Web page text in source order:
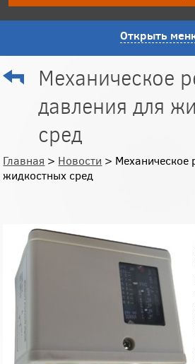
Открыть
Механическое
давления для
сред
Главная > Новости > Механическое
жидкостных сред